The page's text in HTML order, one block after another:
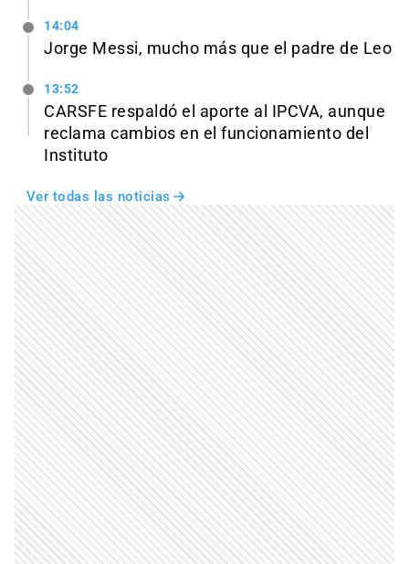
14:04
Jorge Messi, mucho más que el padre de Leo
13:52
CARSFE respaldó el aporte al IPCVA, aunque
reclama cambios en el funcionamiento del
Instituto
Ver todas las noticias